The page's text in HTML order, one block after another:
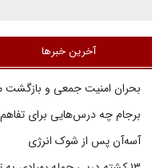
آخرین خبرها
بحران امنیت جمعی و
برجام چه درس‌هایی برای
آسه‌آن پس از شوک انرژی